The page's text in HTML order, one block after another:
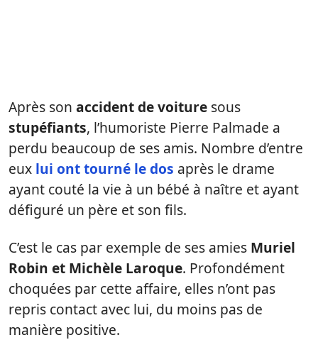
Après son accident de voiture sous
stupéfiants, l’humoriste Pierre Palmade a
perdu beaucoup de ses amis. Nombre d’entre
eux lui ont tourné le dos après le drame
ayant couté la vie à un bébé à naître et ayant
défiguré un père et son fils.
C’est le cas par exemple de ses amies Muriel
Robin et Michèle Laroque. Profondément
choquées par cette affaire, elles n’ont pas
repris contact avec lui, du moins pas de
manière positive.